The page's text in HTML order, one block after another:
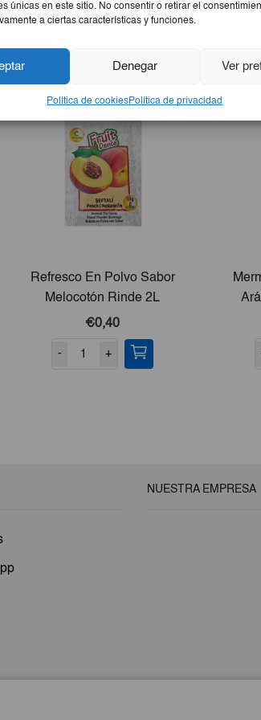
únicas en este sitio. No consentir o retirar el
a ciertas características y funciones.
Denegar Ver
Política de cookiesPolítica de privacidad
Refresco En Polvo Sabor
Melocotón Rinde 2L
€0,40
- +
NUESTRA EMPRESA